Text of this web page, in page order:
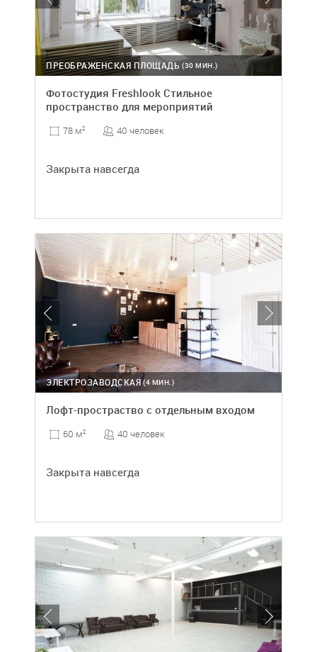
(30 МИН.)
ПРЕОБРАЖЕНСКАЯ ПЛОЩАДЬ
Фотостудия Freshlook Стильное
пространство для мероприятий
78 м2 40 человек
Закрыта навсегда
(4 МИН.)
ЭЛЕКТРОЗАВОДСКАЯ
Лофт-простраство с отдельным входом
60 м2 40 человек
Закрыта навсегда